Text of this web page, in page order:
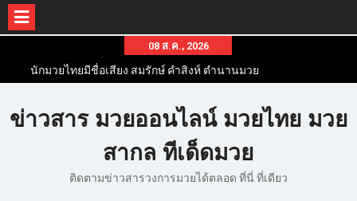
08 ส.ค., 2026
นักมวยไทยมีชื่อเสียง สมรักษ์ คำสิงห์ ตำนานมวย
นักมวยไทยชื่อดัง สุดยอดนักมวยไทยที่ดังไปทั่วโลก
ข่าวมวยไทยโครตฮอต เว็บข่าวมวยในทุกๆแวดวงมี
ข่าวสารวงการมวยมากมาย
ข่าวสาร มวยออนไลน์ มวยไทย มวย
สากล ทีเด็ดมวย
ติดตามข่าวสารวงการมวยได้ตลอด ที่นี่ ที่เดียว